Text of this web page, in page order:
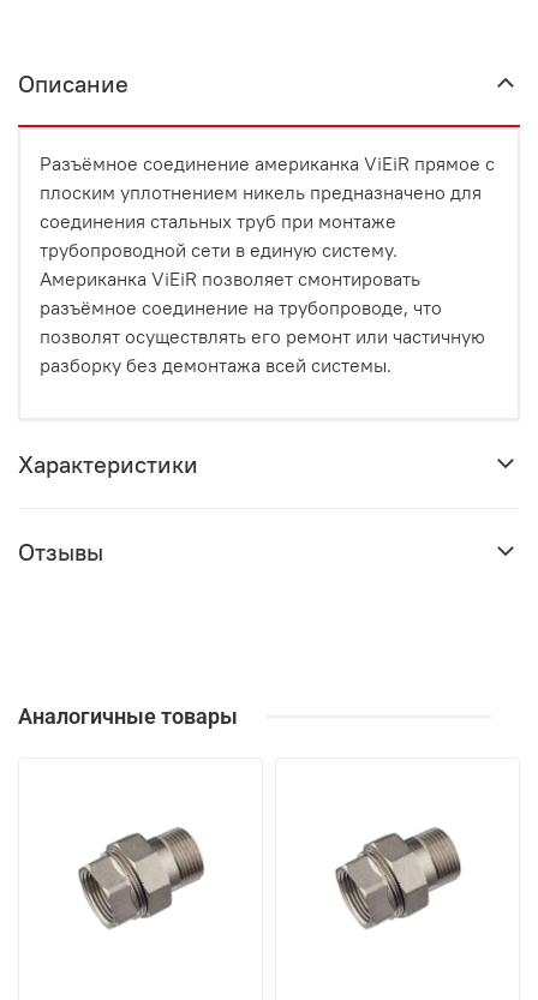
Описание
Разъёмное соединение американка ViEiR прямое с
плоским уплотнением никель предназначено для
соединения стальных труб при монтаже
трубопроводной сети в единую систему.
Американка ViEiR позволяет смонтировать
разъёмное соединение на трубопроводе, что
позволят осуществлять его ремонт или частичную
разборку без демонтажа всей системы.
Характеристики
Отзывы
Аналогичные товары